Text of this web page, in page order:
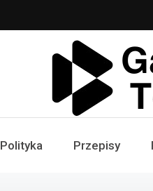
Gazeta
Polityka Przepisy